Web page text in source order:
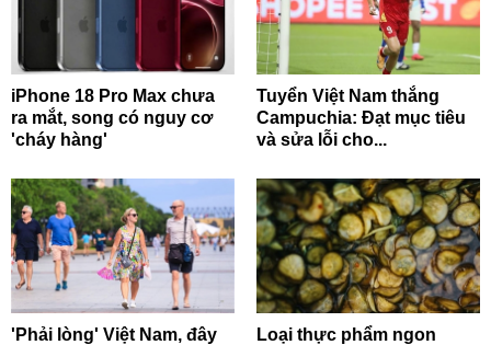
iPhone 18 Pro Max chưa
ra mắt, song có nguy cơ
'cháy hàng'
Tuyển Việt Nam thắng
Campuchia: Đạt mục tiêu
và sửa lỗi cho...
'Phải lòng' Việt Nam, đây
Loại thực phẩm ngon